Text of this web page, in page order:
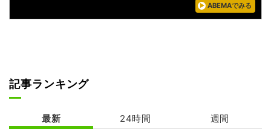
ABEMAでみる
記事ランキング
最新 24時間 週間